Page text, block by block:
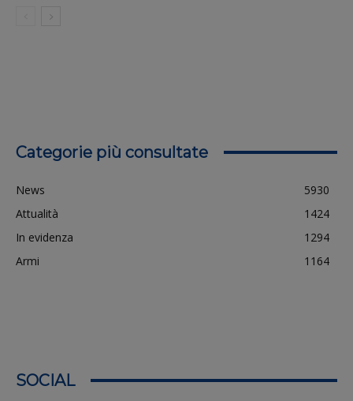
Categorie più consultate
News
5930
Attualità
1424
In evidenza
1294
Armi
1164
SOCIAL